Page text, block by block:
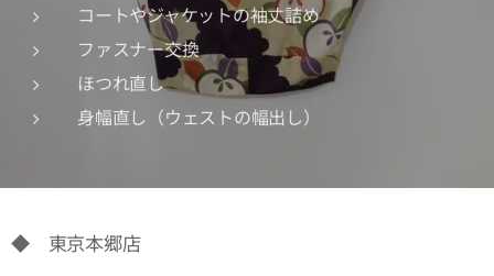
コートやジャケットの袖丈詰め
ファスナー交換
ほつれ直し
身幅直し（ウェストの幅出し）
◆ 東京本郷店